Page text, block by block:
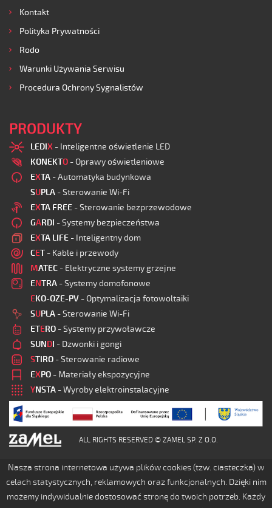
Kontakt
Polityka Prywatności
Rodo
Warunki Używania Serwisu
Procedura Ochrony Sygnalistów
PRODUKTY
LEDIX - Inteligentne oświetlenie LED
KONEKTO - Oprawy oświetleniowe
EXTA - Automatyka budynkowa
SUPLA - Sterowanie Wi-Fi
EXTA FREE - Sterowanie bezprzewodowe
GARDI - Systemy bezpieczeństwa
EXTA LIFE - Inteligentny dom
CET - Kable i przewody
MATEC - Elektryczne systemy grzejne
ENTRA - Systemy domofonowe
EKO-OZE-PV - Optymalizacja fotowoltaiki
SUPLA - Sterowanie Wi-Fi
ETERO - Systemy przywoławcze
SUNDI - Dzwonki i gongi
STIRO - Sterowanie radiowe
EXPO - Materiały ekspozycyjne
YNSTA - Wyroby elektroinstalacyjne
ALL RIGHTS RESERVED © ZAMEL SP. Z O.O.
Nasza strona internetowa używa plików cookies (tzw. ciasteczka) w
celach statystycznych, reklamowych oraz funkcjonalnych. Dzięki nim
możemy indywidualnie dostosować stronę do twoich potrzeb. Każdy